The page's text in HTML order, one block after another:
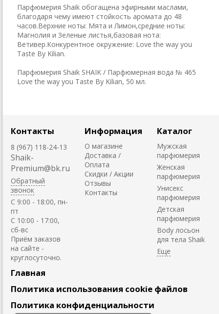
Парфюмерия Shaik обогащена эфирными маслами,
благодаря чему имеют стойкость аромата до 48
часов.Верхние ноты: Мята и Лимон,средние ноты:
Магнолия и Зеленые листья,базовая нота:
Ветивер.Конкурентное окружение: Love the way you
Taste By Kilian.
Парфюмерия Shaik SHAIK / Парфюмерная вода № 465
Love the way you Taste By Kilian, 50 мл.
Контакты
8 (967) 118-24-13
Shaik-
Premium@bk.ru
Обратный
звонок
C 9:00 - 18:00, пн-
пт
С 10:00 - 17:00,
сб-вс
Приём заказов
на сайте -
круглосуточно.
Информация
О магазине
Доставка /
Оплата
Скидки / Акции
Отзывы
Контакты
Каталог
Мужская
парфюмерия
Женская
парфюмерия
Унисекс
парфюмерия
Детская
парфюмерия
Body лосьон
для тела Shaik
Главная
Политика использования cookie файлов
Политика конфиденциальности